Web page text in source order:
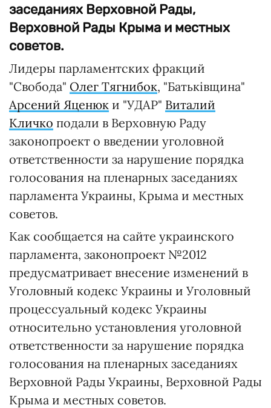
заседаниях Верховной Рады,
Верховной Рады Крыма и местных
советов.
Лидеры парламентских фракций
"Свобода" Олег Тягнибок, "Батьківщина"
Арсений Яценюк и "УДАР" Виталий
Кличко подали в Верховную Раду
законопроект о введении уголовной
ответственности за нарушение порядка
голосования на пленарных заседаниях
парламента Украины, Крыма и местных
советов.
Как сообщается на сайте украинского
парламента, законопроект №2012
предусматривает внесение изменений в
Уголовный кодекс Украины и Уголовный
процессуальный кодекс Украины
относительно установления уголовной
ответственности за нарушение порядка
голосования на пленарных заседаниях
Верховной Рады Украины, Верховной Рады
Крыма и местных советов.